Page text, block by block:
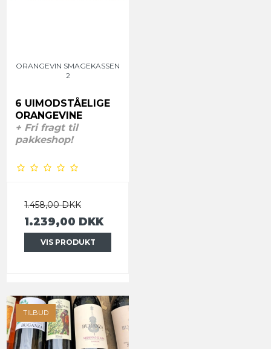
ORANGEVIN SMAGEKASSEN
2
6 UIMODSTÅELIGE
ORANGEVINE
+ Fri fragt til
pakkeshop!
1.458,00 DKK
1.239,00 DKK
VIS PRODUKT
TILBUD